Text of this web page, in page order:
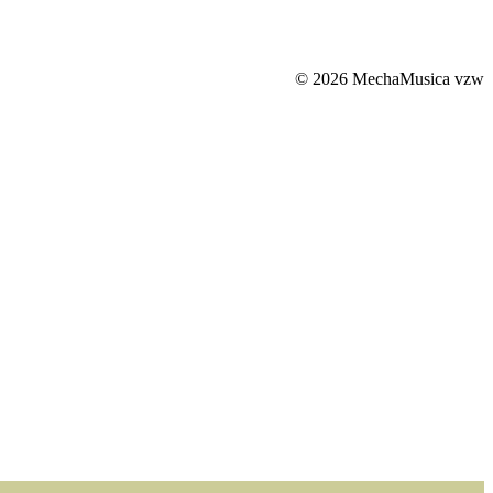
© 2026 MechaMusica vzw